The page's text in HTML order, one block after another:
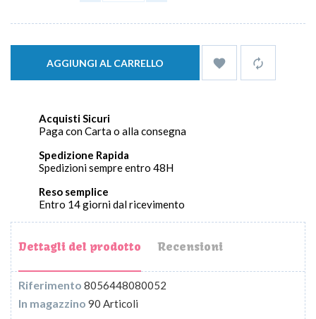
AGGIUNGI AL CARRELLO  
Acquisti Sicuri
Paga con Carta o alla consegna
Spedizione Rapida
Spedizioni sempre entro 48H
Reso semplice
Entro 14 giorni dal ricevimento
Dettagli del prodotto Recensioni
Riferimento 8056448080052
In magazzino 90 Articoli